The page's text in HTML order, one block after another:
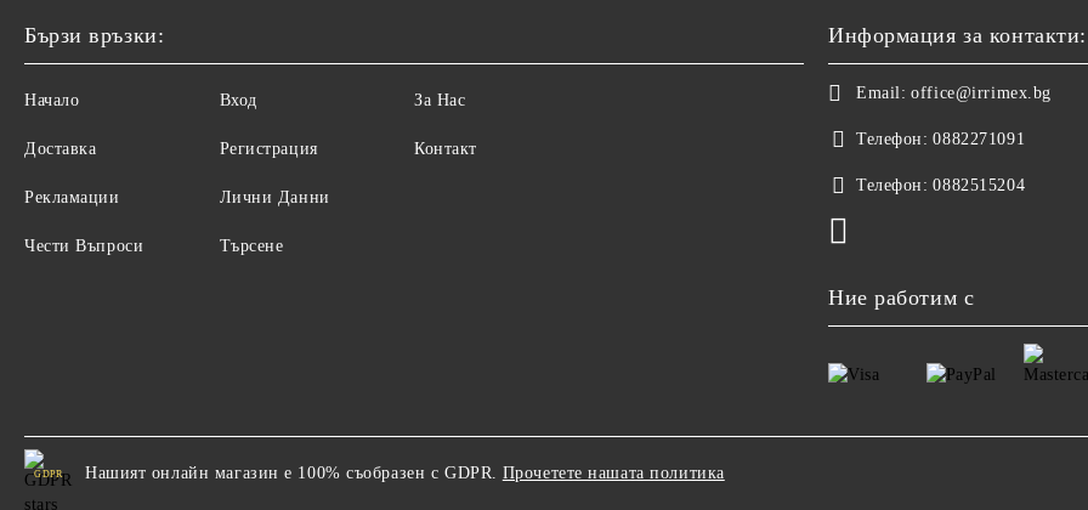
Бързи връзки:
Начало
Доставка
Рекламации
Чести Въпроси
Вход
Регистрация
Лични Данни
Търсене
За Нас
Контакт
Информация за контакти:
Email: office@irrimex.bg
Телефон: 0882271091
Телефон: 0882515204
Ние работим с
GDPR Нашият онлайн магазин е 100% съобразен с GDPR. Прочетете нашата политика